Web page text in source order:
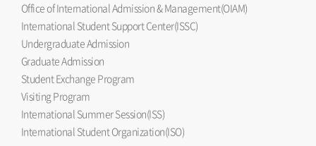
Office of International Admission & Management(OIAM)
International Student Support Center(ISSC)
Undergraduate Admission
Graduate Admission
Student Exchange Program
Visiting Program
International Summer Session(ISS)
International Student Organization(ISO)